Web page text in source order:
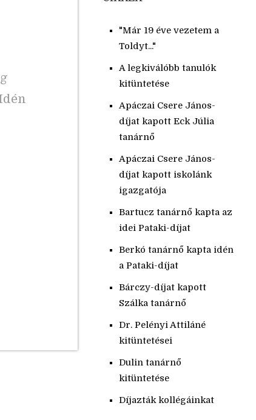
"Már 19 éve vezetem a
Toldyt..."
A legkiválóbb tanulók
kitüntetése
Apáczai Csere János-
díjat kapott Eck Júlia
tanárnő
Apáczai Csere János-
díjat kapott iskolánk
igazgatója
Bartucz tanárnő kapta az
idei Pataki-díjat
Berkó tanárnő kapta idén
a Pataki-díjat
Bárczy-díjat kapott
Szálka tanárnő
Dr. Pelényi Attiláné
kitüntetései
Dulin tanárnő
kitüntetése
Díjazták kollégáinkat